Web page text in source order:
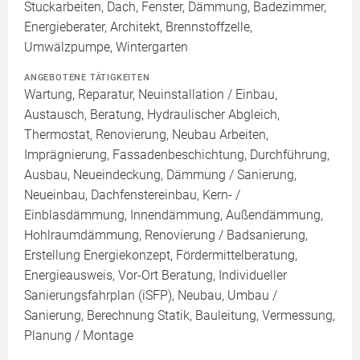
Stuckarbeiten, Dach, Fenster, Dämmung, Badezimmer,
Energieberater, Architekt, Brennstoffzelle,
Umwälzpumpe, Wintergarten
ANGEBOTENE TÄTIGKEITEN
Wartung, Reparatur, Neuinstallation / Einbau,
Austausch, Beratung, Hydraulischer Abgleich,
Thermostat, Renovierung, Neubau Arbeiten,
Imprägnierung, Fassadenbeschichtung, Durchführung,
Ausbau, Neueindeckung, Dämmung / Sanierung,
Neueinbau, Dachfenstereinbau, Kern- /
Einblasdämmung, Innendämmung, Außendämmung,
Hohlraumdämmung, Renovierung / Badsanierung,
Erstellung Energiekonzept, Fördermittelberatung,
Energieausweis, Vor-Ort Beratung, Individueller
Sanierungsfahrplan (iSFP), Neubau, Umbau /
Sanierung, Berechnung Statik, Bauleitung, Vermessung,
Planung / Montage